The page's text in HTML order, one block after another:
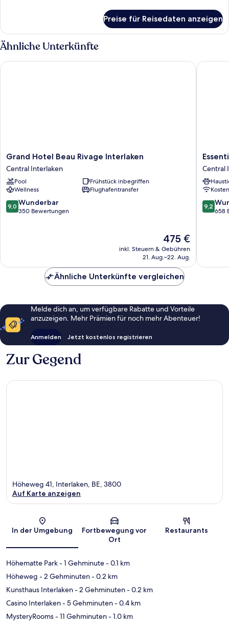
Preise für Reisedaten anzeigen
Ähnliche Unterkünfte
Grand
Hotel
Beau
Rivage
Interlaken
Central
Interlaken
Grand Hotel Beau Rivage Interlaken
Central Interlaken
Pool
Frühstück inbegriffen
Wellness
Flughafentransfer
9.0
von
9,0 Wunderbar
350 Bewertungen
Der
Preis
beträgt
475 €
inkl. Steuern & Gebühren
21. Aug.–22. Aug.
Grand Hotel Beau Rivage Interlaken
Essential
by
Dorint
Central
Central
9.2
von
9,2
658
Ähnliche Unterkünfte vergleichen
Melde dich an, um verfügbare Rabatte und Vorteile
anzuzeigen. Mehr Prämien für noch mehr Abenteuer!
Anmelden Jetzt kostenlos registrieren
Zur Gegend
Karte
Höheweg 41, Interlaken, BE, 3800
Auf Karte anzeigen
In der Umgebung
Fortbewegung vor
Ort
Restaurants
Höhematte Park- 1 Gehminute- 0.1 km
Höheweg - 2 Gehminuten- 0.2 km
Kunsthaus Interlaken- 2 Gehminuten- 0.2 km
Casino Interlaken- 5 Gehminuten- 0.4 km
MysteryRooms- 11 Gehminuten- 1.0 km